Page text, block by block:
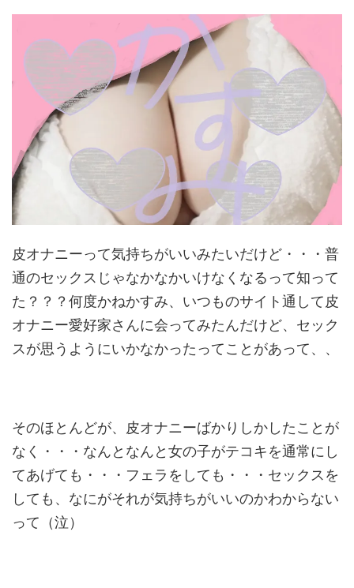
皮オナニーって気持ちがいいみたいだけど・・・普
通のセックスじゃなかなかいけなくなるって知って
た？？？何度かねかすみ、いつものサイト通して皮
オナニー愛好家さんに会ってみたんだけど、 セック
スが思うようにいかなかったってことがあって、、
そのほとんどが、皮オナニーばかりしかしたことが
なく・・・なんとなんと女の子がテコキを通常にし
てあげても・・・フェラをしても・・・セックスを
しても、なにがそれが気持ちがいいのかわからない
って（泣）